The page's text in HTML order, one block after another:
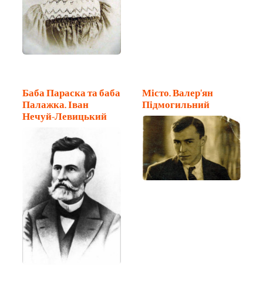
Баба Параска та баба
Палажка. Іван
Нечуй-Левицький
Місто. Валер'ян
Підмогильний